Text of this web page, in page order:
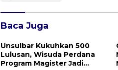
Baca Juga
Unsulbar Kukuhkan 500
Lulusan, Wisuda Perdana
Program Magister Jadi